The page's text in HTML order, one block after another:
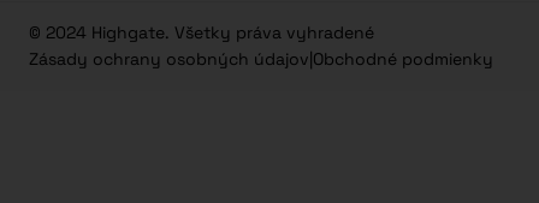
© 2024 Highgate. Všetky práva vyhradené
Zásady ochrany osobných údajov|Obchodné podmienky